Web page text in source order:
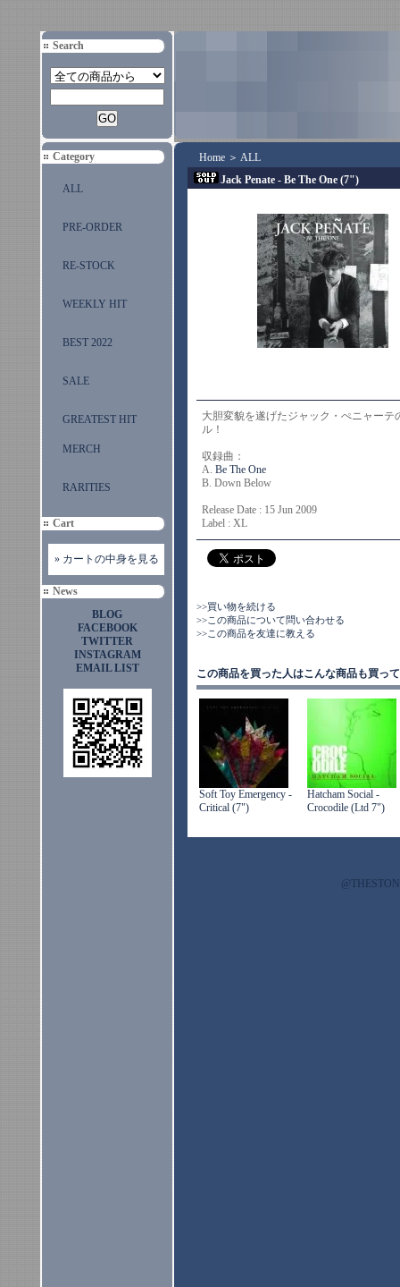
Search
Category
ALL
PRE-ORDER
RE-STOCK
WEEKLY HIT
BEST 2022
SALE
GREATEST HIT
MERCH
RARITIES
Cart
» カートの中身を見る
News
BLOG
FACEBOOK
TWITTER
INSTAGRAM
EMAIL LIST
Home ＞ ALL
Jack Penate - Be The One (7")
大胆変貌を遂げたジャック・ぺニャー
ル！
収録曲：
A. Be The One
B. Down Below
Release Date : 15 Jun 2009
Label : XL
>>買い物を続ける
>>この商品について問い合わせる
>>この商品を友達に教える
この商品を買った人はこんな商品も買っ
Soft Toy Emergency -
Critical (7")
Hatcham Social -
Crocodile (Ltd 7")